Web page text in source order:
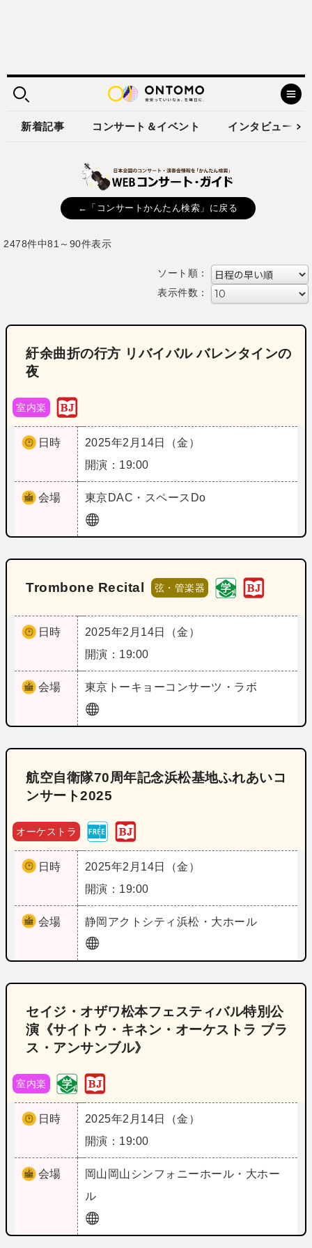
新着記事 コンサート＆イベント インタビュー
←「コンサートかんたん検索」に戻る
2478件中81～90件表示
ソート順：
表示件数：
紆余曲折の行方 リバイバル バレンタインの
夜
室内楽
日時
2025年2月14日（金）
開演：19:00
会場 東京DAC・スペースDo
Trombone Recital 弦・管楽器
日時
2025年2月14日（金）
開演：19:00
会場 東京 トーキョーコンサーツ・ラボ
航空自衛隊70周年記念浜松基地ふれあいコ
ンサート2025
オーケストラ
日時
2025年2月14日（金）
開演：19:00
会場 静岡 アクトシティ浜松・大ホール
セイジ・オザワ松本フェスティバル特別公
演《サイトウ・キネン・オーケストラ ブラ
ス・アンサンブル》
室内楽
日時
2025年2月14日（金）
開演：19:00
会場 岡山 岡山シンフォニーホール・大ホー
ル